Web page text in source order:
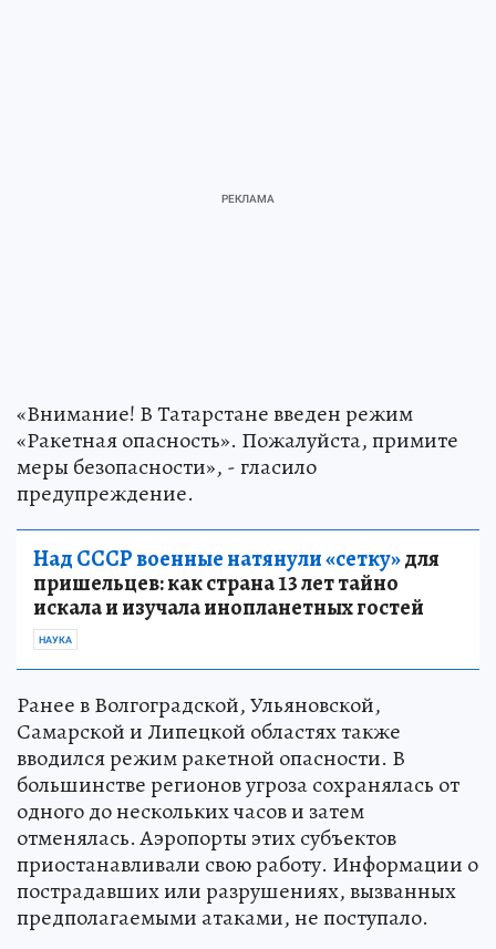
«Внимание! В Татарстане введен режим
«Ракетная опасность». Пожалуйста, примите
меры безопасности», - гласило
предупреждение.
Над СССР военные натянули «сетку»для
пришельцев: как страна 13 лет тайно
искала и изучала инопланетных гостей
НАУКА
Ранее в Волгоградской, Ульяновской,
Самарской и Липецкой областях также
вводился режим ракетной опасности. В
большинстве регионов угроза сохранялась от
одного до нескольких часов и затем
отменялась. Аэропорты этих субъектов
приостанавливали свою работу. Информации о
пострадавших или разрушениях, вызванных
предполагаемыми атаками, не поступало.